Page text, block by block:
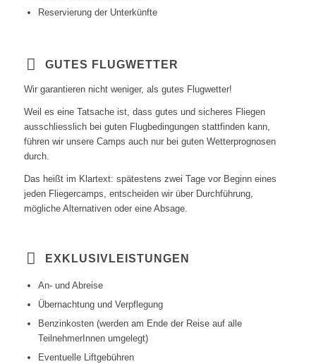
Reservierung der Unterkünfte
GUTES FLUGWETTER
Wir garantieren nicht weniger, als gutes Flugwetter!
Weil es eine Tatsache ist, dass gutes und sicheres Fliegen
ausschliesslich bei guten Flugbedingungen stattfinden kann,
führen wir unsere Camps auch nur bei guten Wetterprognosen
durch.
Das heißt im Klartext: spätestens zwei Tage vor Beginn eines
jeden Fliegercamps, entscheiden wir über Durchführung,
mögliche Alternativen oder eine Absage.
EXKLUSIVLEISTUNGEN
An- und Abreise
Übernachtung und Verpflegung
Benzinkosten (werden am Ende der Reise auf alle
TeilnehmerInnen umgelegt)
Eventuelle Liftgebühren